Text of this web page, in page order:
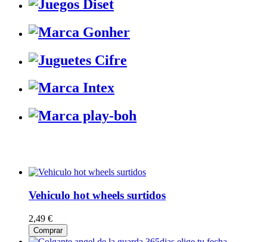
Vehiculo hot wheels surtidos
2,49 €
Comprar